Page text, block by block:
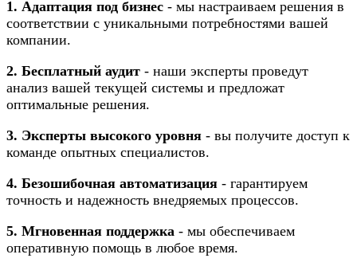
1. Адаптация под бизнес - мы настраиваем решения в
соответствии с уникальными потребностями вашей
компании.
2. Бесплатный аудит - наши эксперты проведут
анализ вашей текущей системы и предложат
оптимальные решения.
3. Эксперты высокого уровня - вы получите доступ к
команде опытных специалистов.
4. Безошибочная автоматизация - гарантируем
точность и надежность внедряемых процессов.
5. Мгновенная поддержка - мы обеспечиваем
оперативную помощь в любое время.